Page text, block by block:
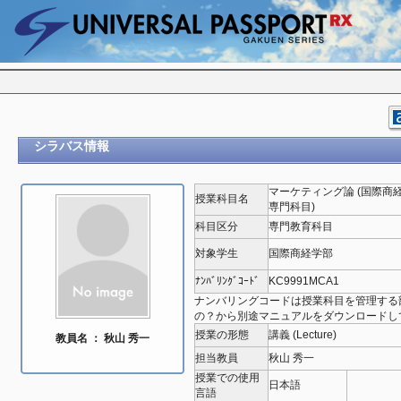
シラバス情報
教員名 ： 秋山 秀一
授業科目名
マーケティング論 (国際商
専門科目)
科目区分
専門教育科目
対象学生 国際商経学部
ﾅﾝﾊﾞﾘﾝｸﾞｺｰﾄﾞ
KC9991MCA1
ナンバリングコードは授業科目を管理す
の？から別途マニュアルをダウンロード
授業の形態
講義 (Lecture)
担当教員
秋山 秀一
授業での使用
言語
日本語